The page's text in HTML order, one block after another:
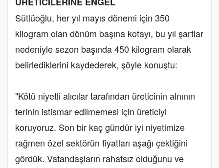
Sütlüoğlu, her yıl mayıs dönemi için 350
kilogram olan dönüm başına kotayı, bu yıl şartlar
nedeniyle sezon başında 450 kilogram olarak
belirlediklerini kaydederek, şöyle konuştu:
"Kötü niyetli alıcılar tarafından üreticinin alnının
terinin istismar edilmemesi için üreticiyi
koruyoruz. Son bir kaç gündür iyi niyetimize
rağmen özel sektörün fiyatları aşağı çektiğini
gördük. Vatandaşların rahatsız olduğunu ve